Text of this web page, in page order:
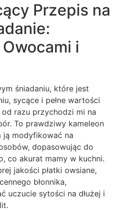
Przepis na
i
śniadaniu, które jest
sycące i pełne wartości
razu przychodzi mi na
To prawdziwy kameleon
ją modyfikować na
dopasowując do
co akurat mamy w kuchni.
jakości płatki owsiane,
błonnika,
uczucie sytości na dłużej i